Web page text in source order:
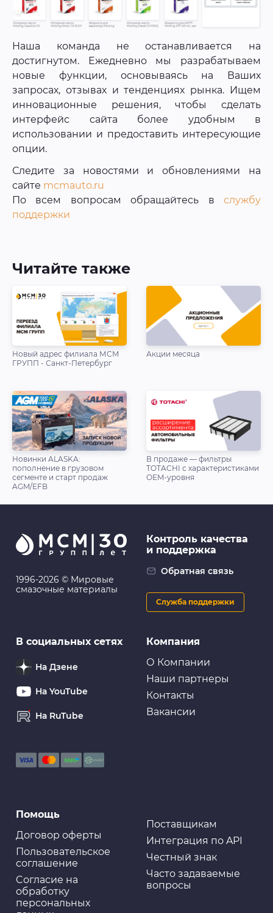
Наша команда не останавливается на
достигнутом. Ежедневно мы разрабатываем
новые функции, основываясь на Ваших
запросах, отзывах и тенденциях рынка. Ищем
инновационные решения, чтобы сделать
интерфейс сайта более удобным в
использовании и предоставить интересующие
опции.
Следите за новостями и обновлениями на
сайте mcmauto.ru
По всем вопросам обращайтесь в службу
поддержки
Читайте также
Новый адрес филиала МСМ
ГРУПП - Санкт-Петербург
Акции месяца
Новинки ALASKA:
пополнение в грузовом
сегменте и старт продаж
AGM/EFB
В продаже — фильтры
TOTACHI с характеристиками
OEM-уровня
1996-2026 © Мировые
смазочные материалы
Компания
О Компании
Наши партнеры
Контакты
Вакансии
Помощь
Договор оферты
Пользовательское
соглашение
Cогласие на
обработку
персональных
Поставщикам
Интеграция по API
Честный знак
Часто задаваемые
вопросы
Контроль качества
и поддержка
Обратная связь
Служба поддержки
В социальных сетях
На Дзене
На YouTube
На RuTube